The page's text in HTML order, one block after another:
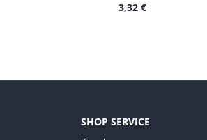
3,32 €
SHOP SERVICE